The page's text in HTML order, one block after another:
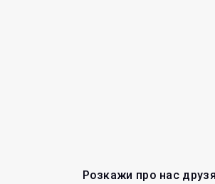
Розкажи про нас